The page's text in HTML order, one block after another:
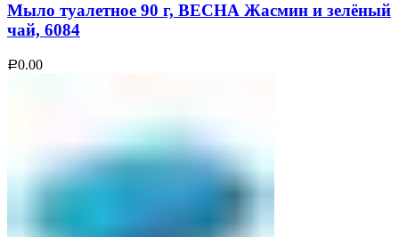
Мыло туалетное 90 г, ВЕСНА Жасмин и зелёный
чай, 6084
Р0.00